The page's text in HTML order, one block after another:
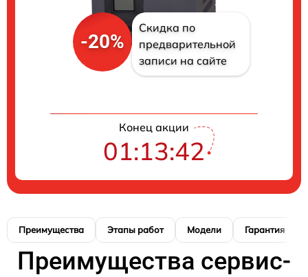
-20%
Скидка по
предварительной
записи на сайте
Конец акции
01:13:41
Преимущества Этапы работ Модели Гарантия
Преимущества сервис-